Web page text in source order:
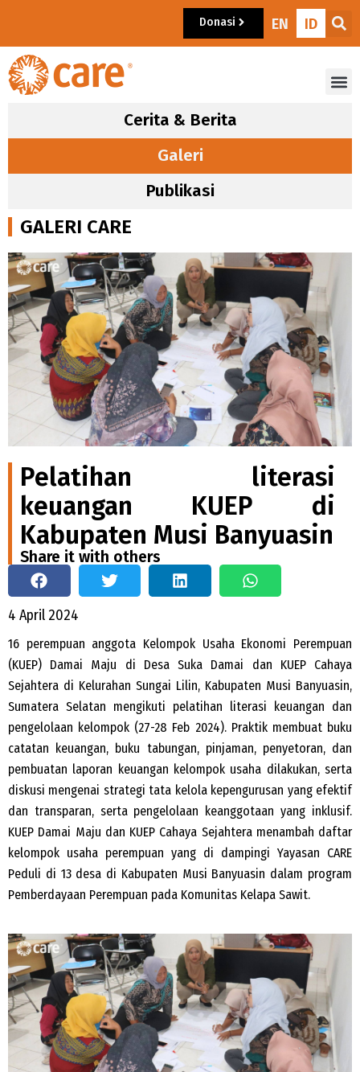
Donasi EN ID
Cerita & Berita
Galeri
Publikasi
GALERI CARE
Pelatihan literasi
keuangan KUEP di
Kabupaten Musi Banyuasin
Share it with others
4 April 2024
16 perempuan anggota Kelompok Usaha Ekonomi Perempuan
(KUEP) Damai Maju di Desa Suka Damai dan KUEP Cahaya
Sejahtera di Kelurahan Sungai Lilin, Kabupaten Musi Banyuasin,
Sumatera Selatan mengikuti pelatihan literasi keuangan dan
pengelolaan kelompok (27-28 Feb 2024). Praktik membuat buku
catatan keuangan, buku tabungan, pinjaman, penyetoran, dan
pembuatan laporan keuangan kelompok usaha dilakukan, serta
diskusi mengenai strategi tata kelola kepengurusan yang efektif
dan transparan, serta pengelolaan keanggotaan yang inklusif.
KUEP Damai Maju dan KUEP Cahaya Sejahtera menambah daftar
kelompok usaha perempuan yang di dampingi Yayasan CARE
Peduli di 13 desa di Kabupaten Musi Banyuasin dalam program
Pemberdayaan Perempuan pada Komunitas Kelapa Sawit.